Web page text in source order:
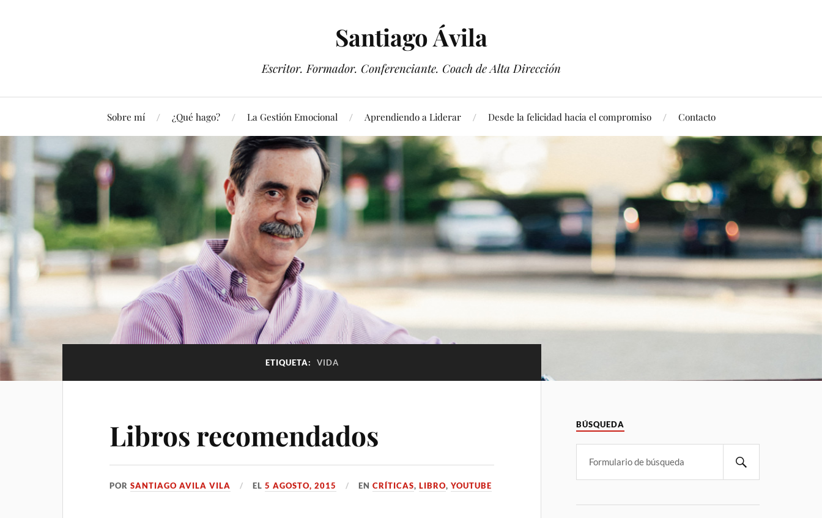
Santiago Ávila
Escritor. Formador. Conferenciante. Coach de Alta Dirección
Sobre mí ¿Qué hago? La Gestión Emocional Aprendiendo a Liderar Desde la felicidad hacia el compromiso Contacto
ETIQUETA: VIDA
Libros recomendados
PORSANTIAGO AVILA VILA EL5 AGOSTO, 2015 ENCRÍTICAS,LIBRO,YOUTUBE
BÚSQUEDA